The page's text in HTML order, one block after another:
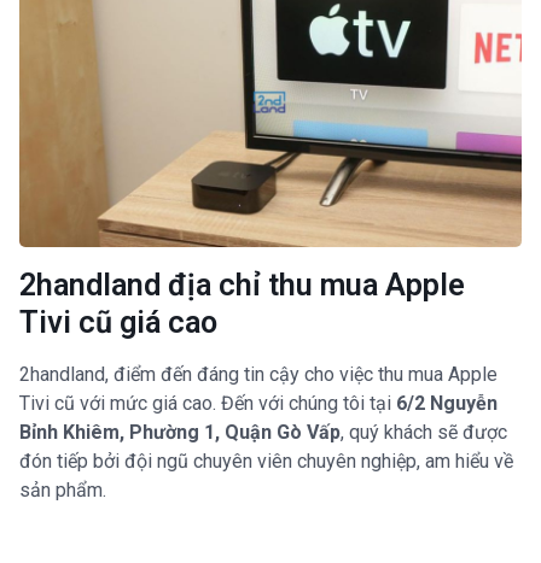
2handland địa chỉ thu mua Apple
Tivi cũ giá cao
2handland, điểm đến đáng tin cậy cho việc thu mua Apple
Tivi cũ với mức giá cao. Đến với chúng tôi tại 6/2 Nguyễn
Bỉnh Khiêm, Phường 1, Quận Gò Vấp, quý khách sẽ được
đón tiếp bởi đội ngũ chuyên viên chuyên nghiệp, am hiểu về
sản phẩm.